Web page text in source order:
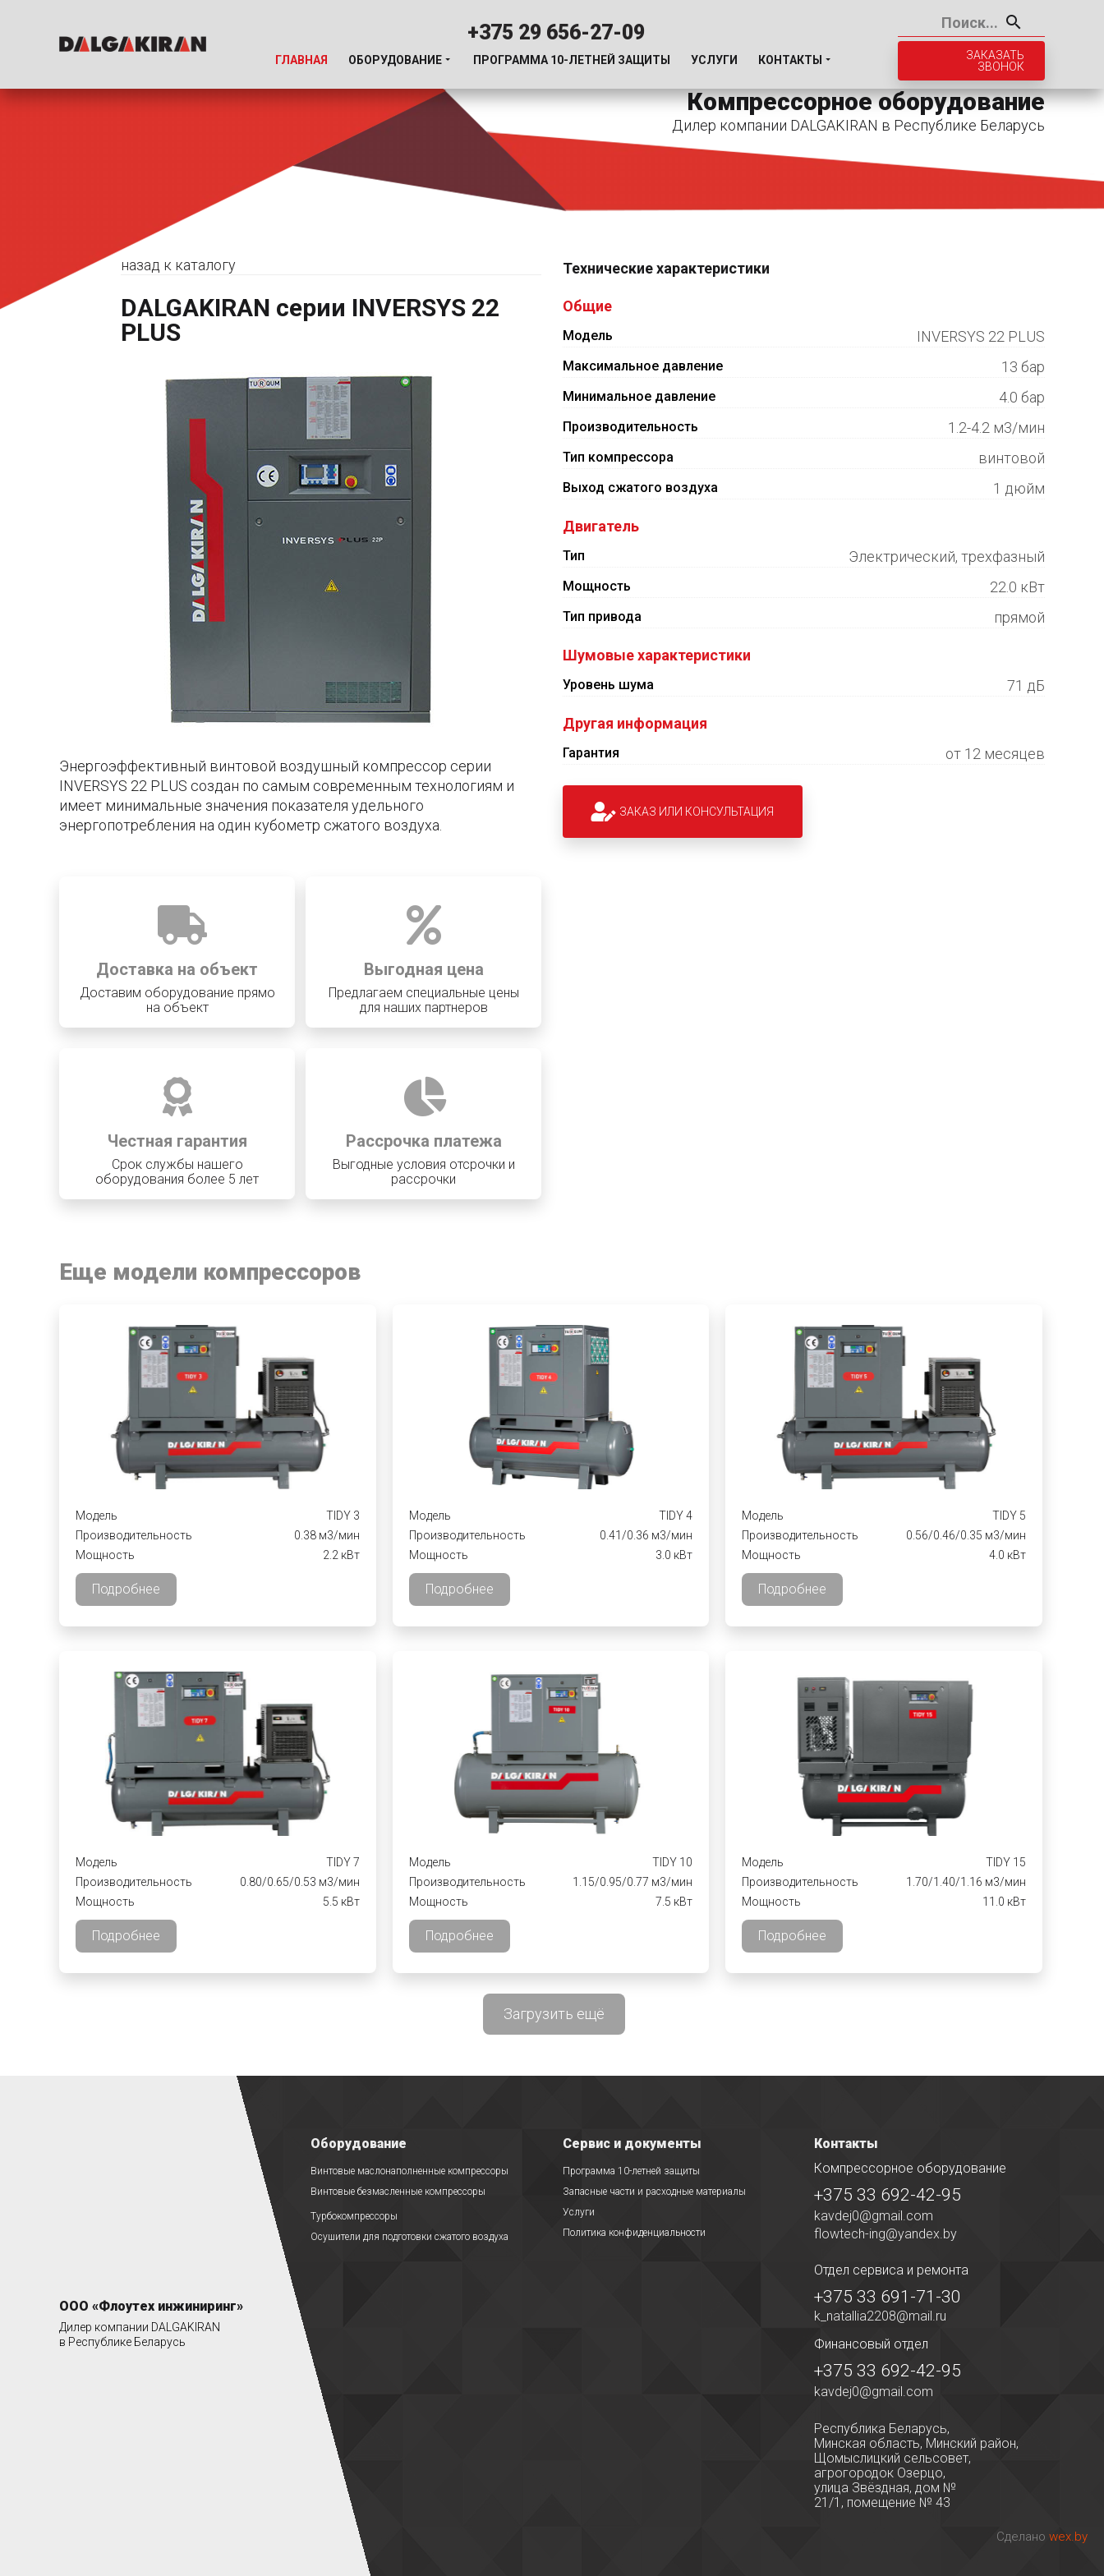
+375 29 656-27-09
ГЛАВНАЯ ОБОРУДОВАНИЕ ПРОГРАММА 10-ЛЕТНЕЙ ЗАЩИТЫ УСЛУГИ КОНТАКТЫ
ЗАКАЗАТЬ
ЗВОНОК
Компрессорное оборудование
Дилер компании DALGAKIRAN в Республике Беларусь
назад к каталогу
DALGAKIRAN серии INVERSYS 22
PLUS
Энергоэффективный винтовой воздушный компрессор серии
INVERSYS 22 PLUS создан по самым современным технологиям и
имеет минимальные значения показателя удельного
энергопотребления на один кубометр сжатого воздуха.
Доставка на объект
Доставим оборудование прямо
на объект
Выгодная цена
Предлагаем специальные цены
для наших партнеров
Честная гарантия
Срок службы нашего
оборудования более 5 лет
Рассрочка платежа
Выгодные условия отсрочки и
рассрочки
Технические характеристики
Общие
Модель INVERSYS 22 PLUS
Максимальное давление 13 бар
Минимальное давление 4.0 бар
Производительность 1.2-4.2 м3/мин
Тип компрессора винтовой
Выход сжатого воздуха 1 дюйм
Двигатель
Тип Электрический, трехфазный
Мощность 22.0 кВт
Тип привода прямой
Шумовые характеристики
Уровень шума 71 дБ
Другая информация
Гарантия от 12 месяцев
ЗАКАЗ ИЛИ КОНСУЛЬТАЦИЯ
Еще модели компрессоров
Модель
TIDY 3
Производительность
0.38 м3/мин
Мощность
2.2 кВт
Подробнее
Модель
TIDY 4
Производительность
0.41/0.36 м3/мин
Мощность
3.0 кВт
Подробнее
Модель
TIDY 5
Производительность
0.56/0.46/0.35 м3/мин
Мощность
4.0 кВт
Подробнее
Модель
TIDY 7
Производительность
0.80/0.65/0.53 м3/мин
Мощность
5.5 кВт
Подробнее
Модель
TIDY 10
Производительность
1.15/0.95/0.77 м3/мин
Мощность
7.5 кВт
Подробнее
Модель
TIDY 15
Производительность
1.70/1.40/1.16 м3/мин
Мощность
11.0 кВт
Подробнее
Загрузить ещё
ООО «Флоутех инжиниринг»
Дилер компании DALGAKIRAN
в Республике Беларусь
Оборудование
Винтовые маслонаполненные компрессоры
Винтовые безмасленные компрессоры
Турбокомпрессоры
Осушители для подготовки сжатого воздуха
Сервис и документы
Программа 10-летней защиты
Запасные части и расходные материалы
Услуги
Политика конфиденциальности
Контакты
Компрессорное оборудование
+375 33 692-42-95
kavdej0@gmail.com
flowtech-ing@yandex.by
Отдел сервиса и ремонта
+375 33 691-71-30
k_natallia2208@mail.ru
Финансовый отдел
+375 33 692-42-95
kavdej0@gmail.com
Республика Беларусь,
Минская область, Минский район,
Щомыслицкий сельсовет,
агрогородок Озерцо,
улица Звёздная, дом №
21/1, помещение № 43
Сделано wex.by